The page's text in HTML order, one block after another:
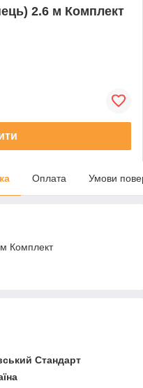
2.6 м Комплект
Оплата Умови
Комплект
Стандарт